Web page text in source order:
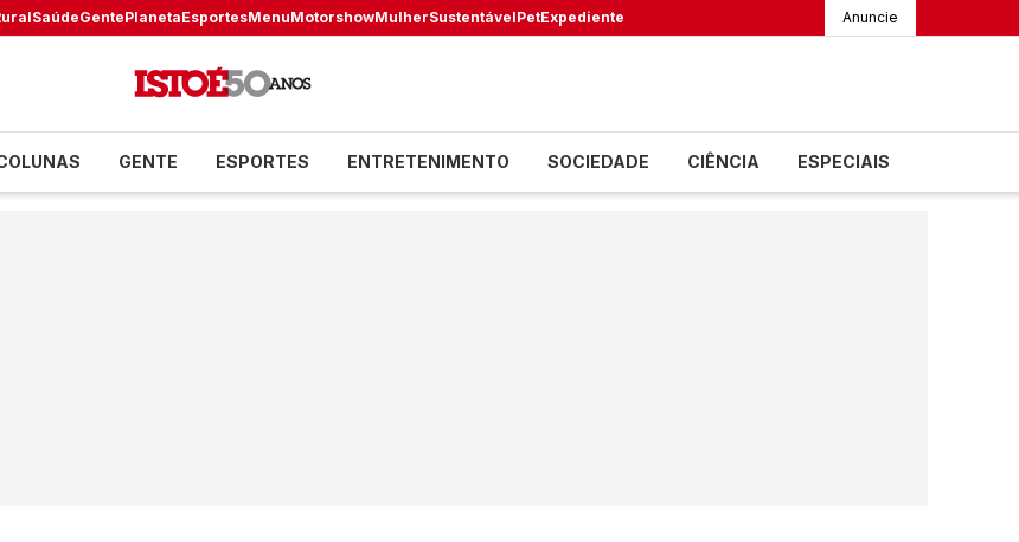
SaúdeGentePlanetaEsportesMenuMotorshowMulherSustentávelPetExpediente Anuncie
GENTE ESPORTES ENTRETENIMENTO SOCIEDADE CIÊNCIA ESPECIAIS